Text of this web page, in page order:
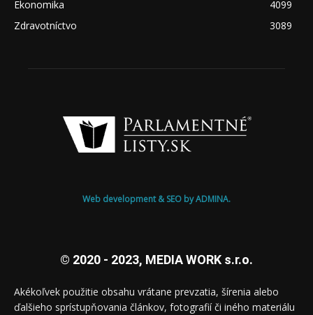
Ekonomika
4099
Zdravotníctvo
3089
Web development & SEO by ADMINA.
© 2020 - 2023, MEDIA WORK s.r.o.
Akékoľvek použitie obsahu vrátane prevzatia, šírenia alebo
ďalšieho sprístupňovania článkov, fotografií či iného materiálu